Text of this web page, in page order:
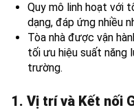
Quy mô linh hoạt với
dạng, đáp ứng nhiều
Tòa nhà được vận
tối ưu hiệu suất năng
trường.
1. Vị trí và Kết nối